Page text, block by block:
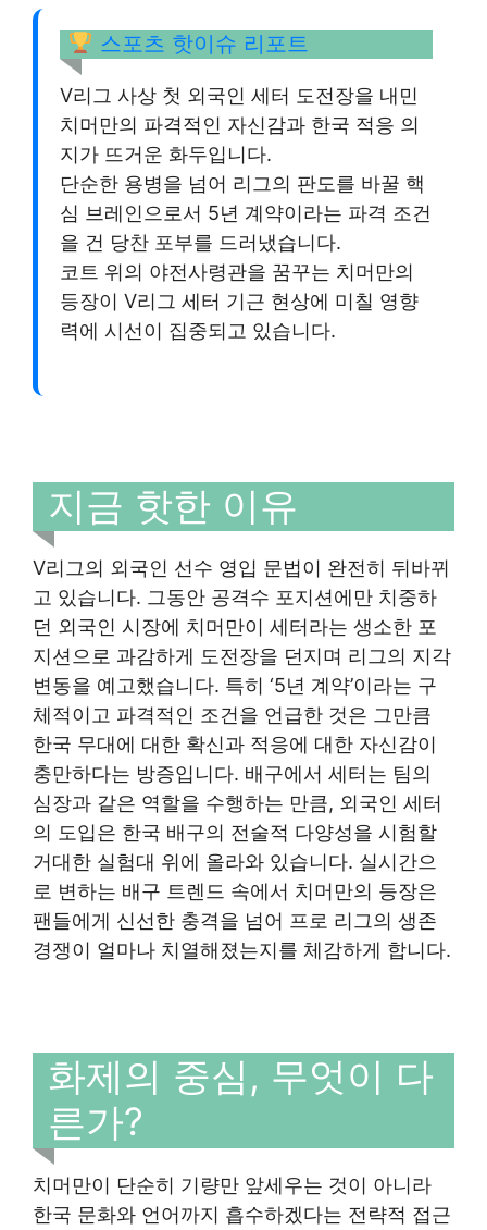
스포츠 핫이슈 리포트
V리그 사상 첫 외국인 세터 도전장을 내민
치머만의 파격적인 자신감과 한국 적응 의
지가 뜨거운 화두입니다.
단순한 용병을 넘어 리그의 판도를 바꿀 핵
심 브레인으로서 5년 계약이라는 파격 조건
을 건 당찬 포부를 드러냈습니다.
코트 위의 야전사령관을 꿈꾸는 치머만의
등장이 V리그 세터 기근 현상에 미칠 영향
력에 시선이 집중되고 있습니다.
지금 핫한 이유
V리그의 외국인 선수 영입 문법이 완전히 뒤바뀌
고 있습니다. 그동안 공격수 포지션에만 치중하
던 외국인 시장에 치머만이 세터라는 생소한 포
지션으로 과감하게 도전장을 던지며 리그의 지각
변동을 예고했습니다. 특히 ‘5년 계약’이라는 구
체적이고 파격적인 조건을 언급한 것은 그만큼
한국 무대에 대한 확신과 적응에 대한 자신감이
충만하다는 방증입니다. 배구에서 세터는 팀의
심장과 같은 역할을 수행하는 만큼, 외국인 세터
의 도입은 한국 배구의 전술적 다양성을 시험할
거대한 실험대 위에 올라와 있습니다. 실시간으
로 변하는 배구 트렌드 속에서 치머만의 등장은
팬들에게 신선한 충격을 넘어 프로 리그의 생존
경쟁이 얼마나 치열해졌는지를 체감하게 합니다.
화제의 중심, 무엇이 다
른가?
치머만이 단순히 기량만 앞세우는 것이 아니라
한국 문화와 언어까지 흡수하겠다는 전략적 접근